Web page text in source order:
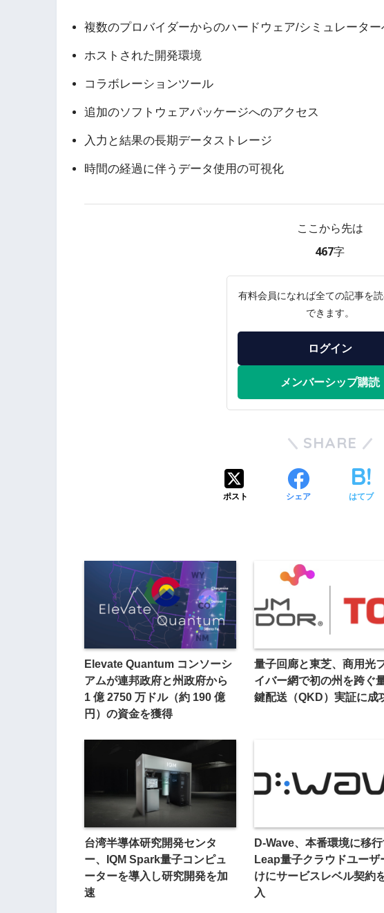
複数のプロバイダーからのハードウェア/シミュレータ
ホストされた開発環境
コラボレーションツール
追加のソフトウェアパッケージへのアクセス
入力と結果の長期データストレージ
時間の経過に伴うデータ使用の可視化
ここから先は
467字
有料会員になれば全ての記事を
できます。
ログイン
メンバーシップ購読
SHARE
ポスト シェア はてブ
Elevate Quantum コンソーシ
アムが連邦政府と州政府から
1 億 2750 万ドル（約 190 億
円）の資金を獲得
量子回廊と東芝、商用光
イバー網で初の州を跨ぐ
鍵配送（QKD）実証に成
台湾半導体研究開発センタ
ー、IQM Spark量子コンピュ
ーターを導入し研究開発を加
速
D-Wave、本番環境に移
Leap量子クラウドユーザ
けにサービスレベル契約
入